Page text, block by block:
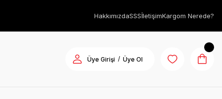
HakkımızdaSSSİletişimKargom Nerede?
Üye Girişi / Üye Ol